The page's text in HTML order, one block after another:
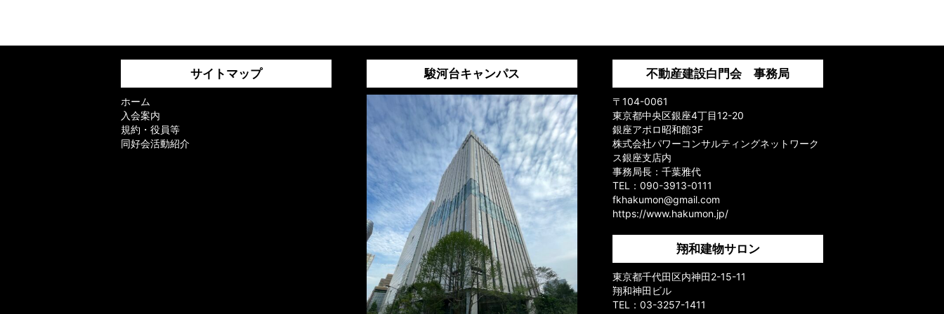
サイトマップ
ホーム
入会案内
規約・役員等
同好会活動紹介
駿河台キャンパス 不動産建設白門会 事務局
〒104-0061
東京都中央区銀座4丁目12-20
銀座アポロ昭和館3F
株式会社パワーコンサルティングネットワーク
ス銀座支店内
事務局長：千葉雅代
TEL：090-3913-0111
fkhakumon@gmail.com
https://www.hakumon.jp/
翔和建物サロン
東京都千代田区内神田2-15-11
翔和神田ビル
TEL：03-3257-1411